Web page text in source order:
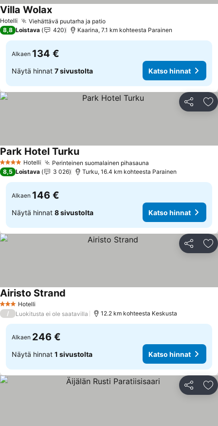
Hotelli Viehättävä puutarha ja patio
Villa Wolax
8,8 Loistava 420 Kaarina, 7.1 km kohteesta Parainen
Alkaen 134 €
Näytä hinnat 7 sivustolta Katso hinnat
Jaa
4 Tähtiluokitus
Hotelli Perinteinen suomalainen pihasauna
Park Hotel Turku
8,5 Loistava 3 026 Turku, 16.4 km kohteesta Parainen
Alkaen 146 €
Näytä hinnat 8 sivustolta Katso hinnat
Jaa
3 Tähtiluokitus
Hotelli
Airisto Strand
/ Luokitusta ei ole saatavilla 12.2 km kohteesta Keskusta
Alkaen 246 €
Näytä hinnat 1 sivustolta Katso hinnat
Jaa